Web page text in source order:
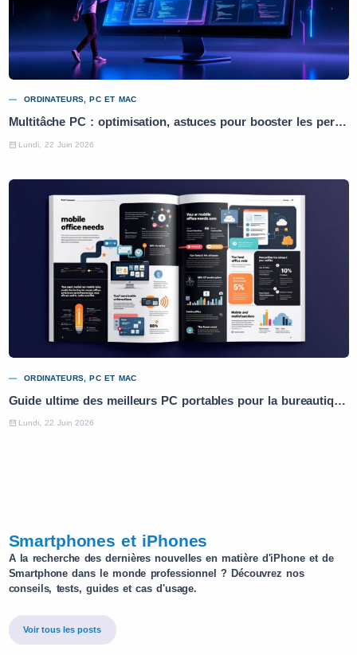
ORDINATEURS, PC ET MAC
Multitâche PC : optimisation, astuces pour booster les performances
Lundi, 22 Juin 2026
ORDINATEURS, PC ET MAC
Guide ultime des meilleurs PC portables pour la bureautique mobile
Lundi, 22 Juin 2026
Smartphones et iPhones
A la recherche des dernières nouvelles en matière d'iPhone et de
Smartphone dans le monde professionnel ? Découvrez nos
conseils, tests, guides et cas d'usage.
Voir tous les posts